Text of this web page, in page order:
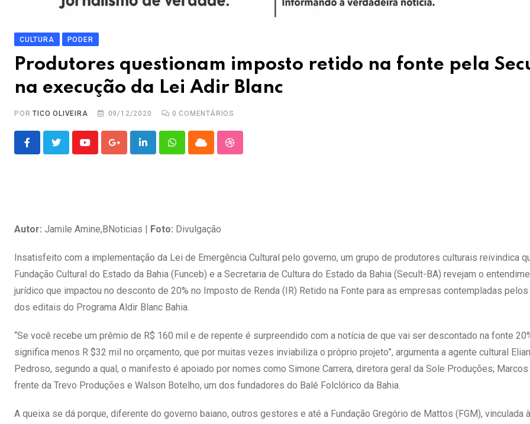
CULTURA PODER
Produtores questionam imposto retido na fonte pela
na execução da Lei Adir Blanc
PORTICO OLIVEIRA 09/12/2020 0 COMENTÁRIOS
YoutubeGoogle+LinkedInWhatsappCloud StumbleUpon
Autor: Jamile Amine,BNoticias | Foto: Divulgação
Insatisfeito com a implementação da Lei de Emergência Cultural pelo governo, um grupo de produtores culturais reivindica
Fundação Cultural do Estado da Bahia (Funceb) e a Secretaria de Cultura do Estado da Bahia (Secult-BA) revejam o
jurídico que impactou no desconto de 20% no Imposto de Renda (IR) Retido na Fonte para as empresas contempladas
dos editais do Programa Aldir Blanc Bahia.
“Se você recebe um prêmio de R$ 160 mil e de repente é surpreendido com a notícia de que vai ser descontado na fonte
significa menos R $32 mil no orçamento, que por muitas vezes inviabiliza o próprio projeto”, argumenta a agente cultural
Pedroso, segundo a qual, o manifesto é apoiado por nomes como Simone Carrera, diretora geral da Sole Produções; Marcos
frente da Trevo Produções e Walson Botelho, um dos fundadores do Balé Folclórico da Bahia.
A queixa se dá porque, diferente do governo baiano, outros gestores e até a Fundação Gregório de Mattos (FGM), vinculada à